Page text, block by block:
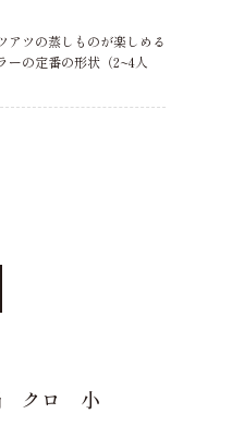
アツの蒸しものが楽しめる
ーの定番の形状（2~4人
クロ 小